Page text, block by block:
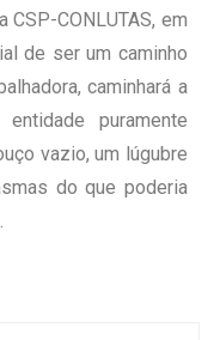
CONLUTAS, em
de ser um caminho
caminhará a
puramente
vazio, um lúgubre
do que poderia